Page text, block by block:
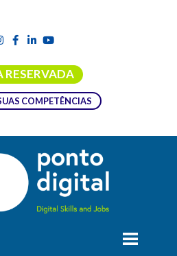
RESERVADA
COMPETÊNCIAS